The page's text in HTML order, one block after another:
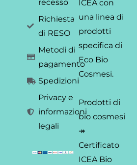
recesso
Richiesta
di RESO
Metodi di
pagamento
Spedizioni
Privacy e
informazioni
legali
ICEAcon
una linea di
prodotti
specifica di
Eco Bio
Cosmesi.
Prodotti di
bio cosmesi
↠
Certificato
ICEA Bio